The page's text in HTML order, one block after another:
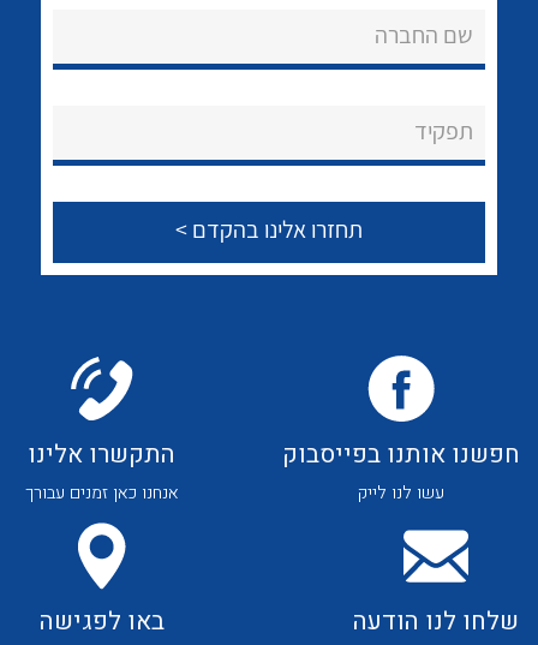
לכל מוצרי היצרן לכל מוצרי היצרן
שם החברה
תפקיד
חפשנו אותנו בפייסבוק
עשו לנו לייק
התקשרו אלינו
אנחנו כאן זמנים עבורך
שלחו לנו הודעה באו לפגישה